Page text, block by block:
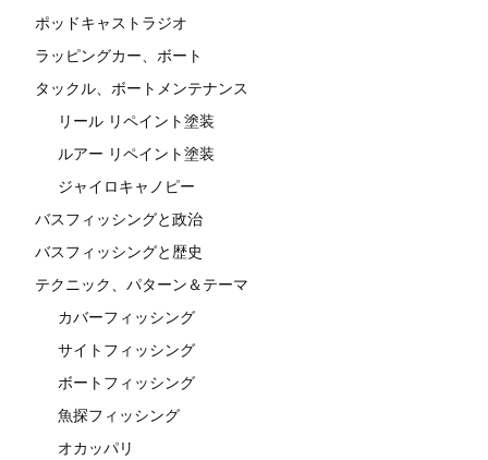
ポッドキャストラジオ
ラッピングカー、ボート
タックル、ボートメンテナンス
リール リペイント塗装
ルアー リペイント塗装
ジャイロキャノピー
バスフィッシングと政治
バスフィッシングと歴史
テクニック、パターン＆テーマ
カバーフィッシング
サイトフィッシング
ボートフィッシング
魚探フィッシング
オカッパリ